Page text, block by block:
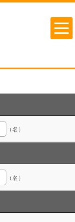
（名）
（名）